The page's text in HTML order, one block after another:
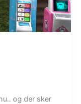
og der sker